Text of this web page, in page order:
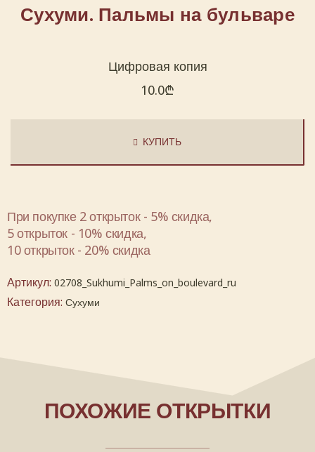
Сухуми. Пальмы на бульваре
Цифровая копия
10.0₾
КУПИТЬ
При покупке 2 открыток - 5% скидка,
5 открыток - 10% скидка,
10 открыток - 20% скидка
Артикул: 02708_Sukhumi_Palms_on_boulevard_ru
Категория: Сухуми
ПОХОЖИЕ ОТКРЫТКИ